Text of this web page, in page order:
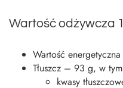
Wartość odżywcza
Wartość
Tłuszcz – 93 g, w
kwasy